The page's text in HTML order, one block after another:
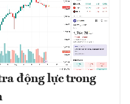
động lực trong